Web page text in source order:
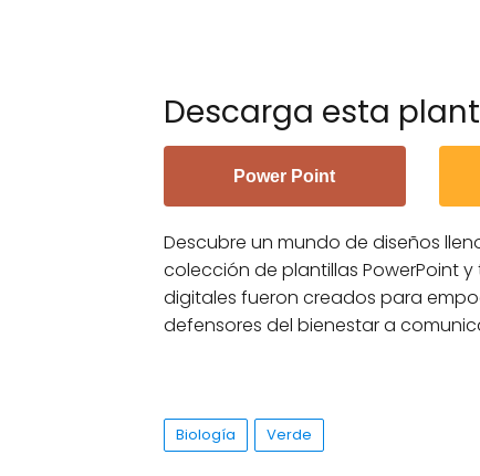
Descarga esta
Power Point
Descubre un mundo de diseños
colección de plantillas PowerPoint
digitales fueron creados para
defensores del bienestar a
Biología Verde